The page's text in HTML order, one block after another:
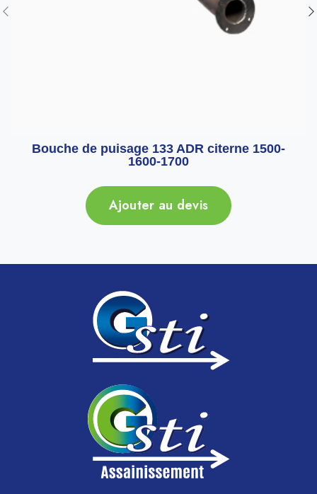
Bouche de puisage 133 ADR citerne 1500-
1600-1700
Ajouter au devis